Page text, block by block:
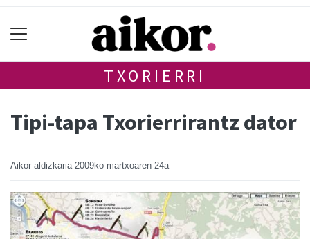
TXORIERRI
Tipi-tapa Txorierrirantz dator
Aikor aldizkaria 2009ko martxoaren 24a